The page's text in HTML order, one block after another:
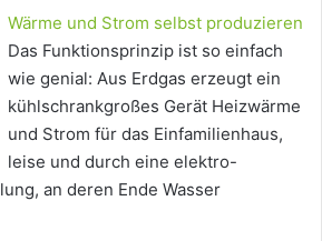
Wärme und Strom selbst produzieren
Das Funktionsprinzip ist so einfach
wie genial: Aus Erdgas erzeugt ein
kühlschrankgroßes Gerät Heizwärme
und Strom für das Einfamilienhaus,
leise und durch eine elektro-
an deren Ende Wasser